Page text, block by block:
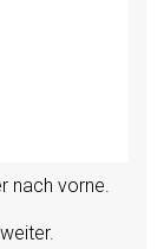
nach vorne.